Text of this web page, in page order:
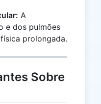
A
e dos pulmões
prolongada.
Sobre